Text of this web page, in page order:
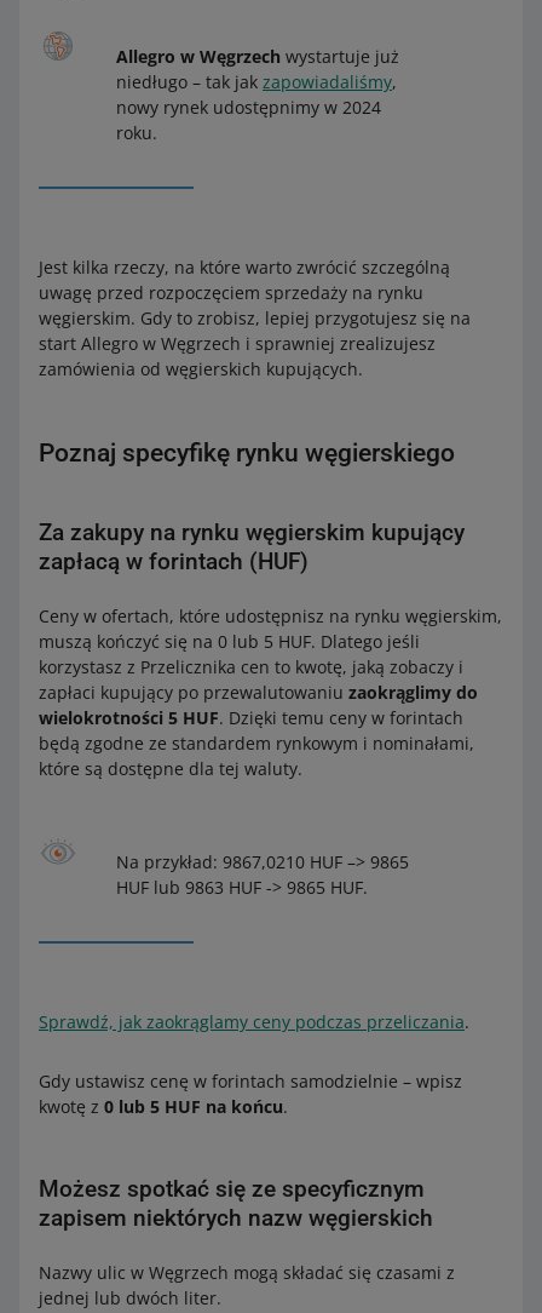
Allegro w Węgrzech wystartuje już
niedługo – tak jak zapowiadaliśmy,
nowy rynek udostępnimy w 2024
roku.
Jest kilka rzeczy, na które warto zwrócić szczególną
uwagę przed rozpoczęciem sprzedaży na rynku
węgierskim. Gdy to zrobisz, lepiej przygotujesz się na
start Allegro w Węgrzech i sprawniej zrealizujesz
zamówienia od węgierskich kupujących.
Poznaj specyfikę rynku węgierskiego
Za zakupy na rynku węgierskim kupujący
zapłacą w forintach (HUF)
Ceny w ofertach, które udostępnisz na rynku węgierskim,
muszą kończyć się na 0 lub 5 HUF. Dlatego jeśli
korzystasz z Przelicznika cen to kwotę, jaką zobaczy i
zapłaci kupujący po przewalutowaniu zaokrąglimy do
wielokrotności 5 HUF. Dzięki temu ceny w forintach
będą zgodne ze standardem rynkowym i nominałami,
które są dostępne dla tej waluty.
Na przykład: 9867,0210 HUF –> 9865
HUF lub 9863 HUF -> 9865 HUF.
Sprawdź, jak zaokrąglamy ceny podczas przeliczania.
Gdy ustawisz cenę w forintach samodzielnie – wpisz
kwotę z 0 lub 5 HUF na końcu.
Możesz spotkać się ze specyficznym
zapisem niektórych nazw węgierskich
Nazwy ulic w Węgrzech mogą składać się czasami z
jednej lub dwóch liter.